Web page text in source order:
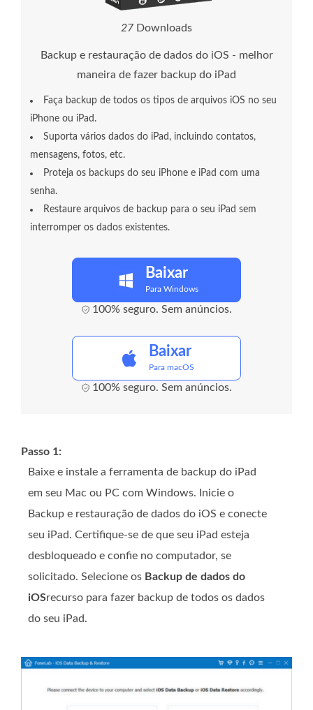
28 Downloads
Backup e restauração de dados do iOS - melhor
maneira de fazer backup do iPad
Faça backup de todos os tipos de arquivos iOS no seu
iPhone ou iPad.
Suporta vários dados do iPad, incluindo contatos,
mensagens, fotos, etc.
Proteja os backups do seu iPhone e iPad com uma
senha.
Restaure arquivos de backup para o seu iPad sem
interromper os dados existentes.
Baixar
Para Windows
100% seguro. Sem anúncios.
Baixar
Para macOS
100% seguro. Sem anúncios.
Passo 1:
Baixe e instale a ferramenta de backup do iPad
em seu Mac ou PC com Windows. Inicie o
Backup e restauração de dados do iOS e conecte
seu iPad. Certifique-se de que seu iPad esteja
desbloqueado e confie no computador, se
solicitado. Selecione os Backup de dados do
iOSrecurso para fazer backup de todos os dados
do seu iPad.